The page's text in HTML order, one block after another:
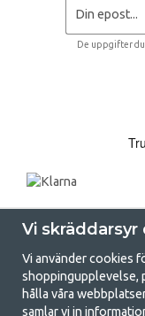
De uppgifter du
Vi
Vi använder cookies
shoppingupplevelse,
hålla våra
samlar vi in